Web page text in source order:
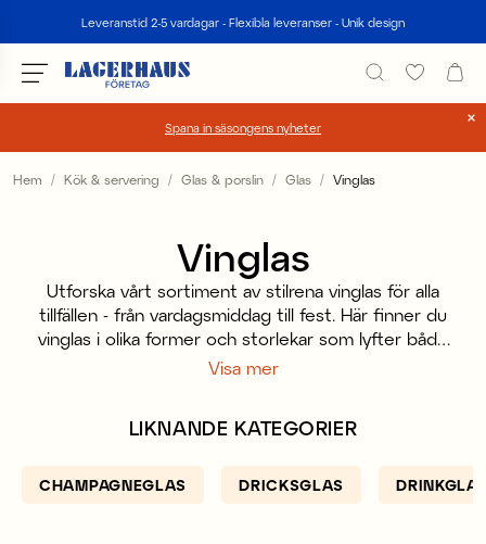
Leveranstid 2-5 vardagar - Flexibla leveranser - Unik design
Spana in säsongens nyheter
Välj språk / valuta
NO / NKR
Hem Kök & servering Glas & porslin Glas Vinglas
Vinglas
Utforska vårt sortiment av stilrena vinglas för alla
tillfällen - från vardagsmiddag till fest. Här finner du
vinglas i olika former och storlekar som lyfter både
rött och vitt vin. Perfekta som present eller för att
Visa mer
LIKNANDE KATEGORIER
CHAMPAGNEGLAS DRICKSGLAS